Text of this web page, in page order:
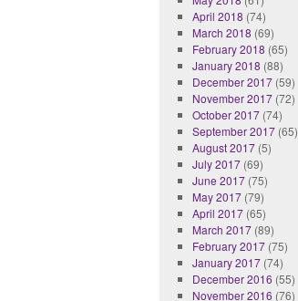
April 2018 (74)
March 2018 (69)
February 2018 (65)
January 2018 (88)
December 2017(59)
November 2017(72)
October 2017(74)
September 2017(65)
August 2017(5)
July 2017(69)
June 2017(75)
May 2017(79)
April 2017(65)
March 2017(89)
February 2017(75)
January 2017(74)
December 2016 (55)
November 2016 (76)